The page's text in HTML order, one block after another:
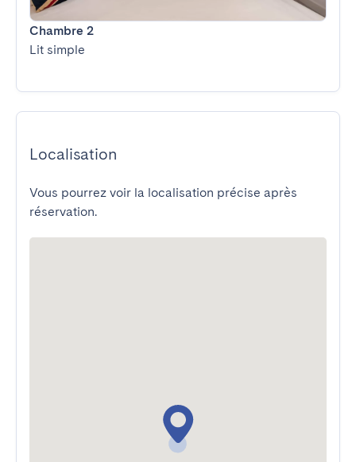
Chambre 2
Lit simple
Localisation
Vous pourrez voir la localisation précise après
réservation.